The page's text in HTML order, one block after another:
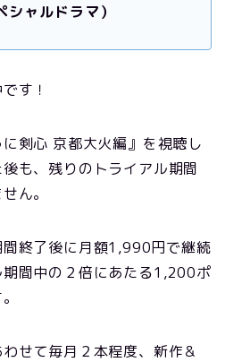
ャルドラマ）
す！
剣心 京都大火編』を視聴し
も、残りのトライアル期間
ん。
間終了後に月額1,990円で継続
間中の２倍にあたる1,200ポ
せて毎月２本程度、新作＆